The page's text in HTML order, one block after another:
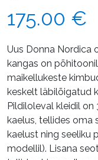
175.00 €
Uus Donna Nordica
kangas on
maikellukeste
keskelt läbilõigatud
Pildiloleval kleidil
kaelus, tellides oma
kaelust ning seeliku
modellil). Lisana